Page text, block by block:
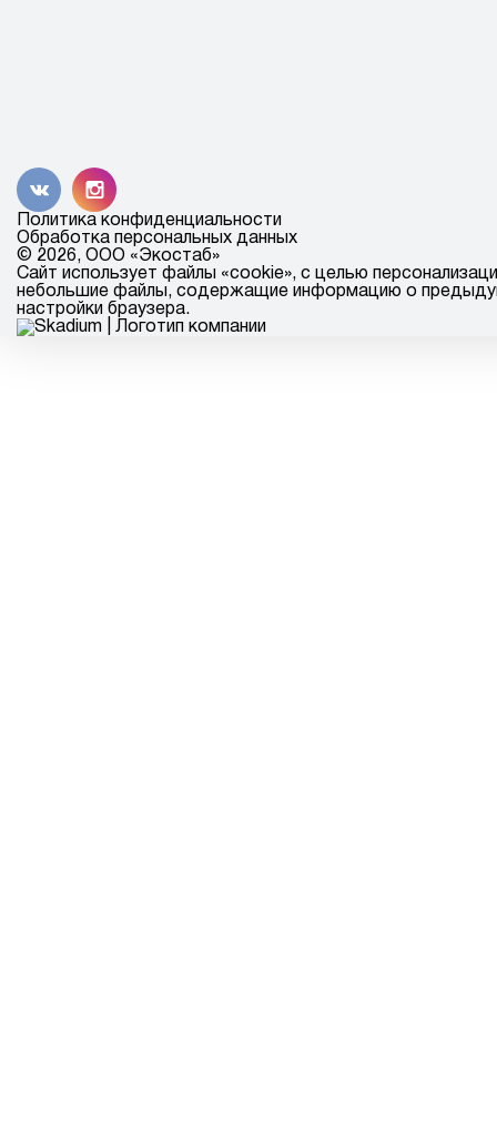
Политика конфиденциальности
Обработка персональных данных
© 2026, ООО «Экостаб»
Сайт использует файлы «cookie», с целью
небольшие файлы, содержащие информацию о
настройки браузера.